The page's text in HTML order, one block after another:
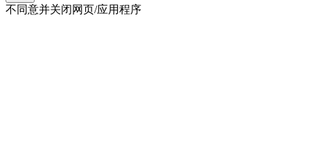
不同意并关闭网页/应用程序